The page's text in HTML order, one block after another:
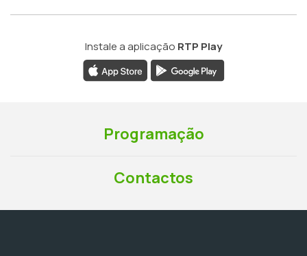
Instale a aplicação RTP Play
Programação
Contactos